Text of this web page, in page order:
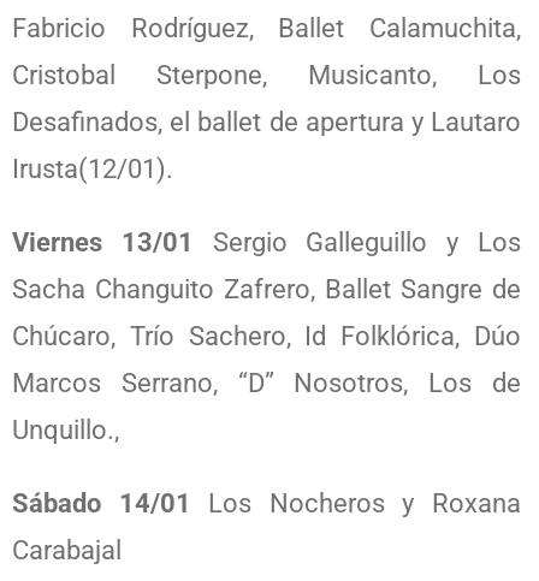
Fabricio Rodríguez, Ballet Calamuchita,
Cristobal Sterpone, Musicanto, Los
Desafinados, el ballet de apertura y Lautaro
Irusta(12/01).
Viernes 13/01
Sergio Galleguillo y Los
Sacha Changuito Zafrero, Ballet Sangre de
Chúcaro, Trío Sachero, Id Folklórica, Dúo
Marcos Serrano, “D” Nosotros, Los de
Unquillo.,
Sábado 14/01
Los Nocheros y Roxana
Carabajal